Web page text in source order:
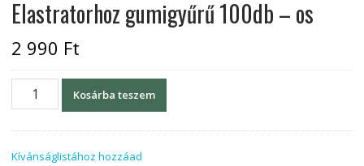
Elastratorhoz gumigyűrű 100db – os
2 990 Ft
Elastratorhoz
gumigyűrű
os
Kosárba teszem
Kívánságlistához hozzáad